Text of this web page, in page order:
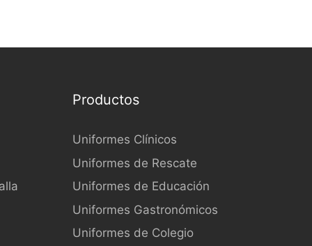
Productos
Uniformes Clínicos
Uniformes de Rescate
Uniformes de Educación
Uniformes Gastronómicos
Uniformes de Colegio